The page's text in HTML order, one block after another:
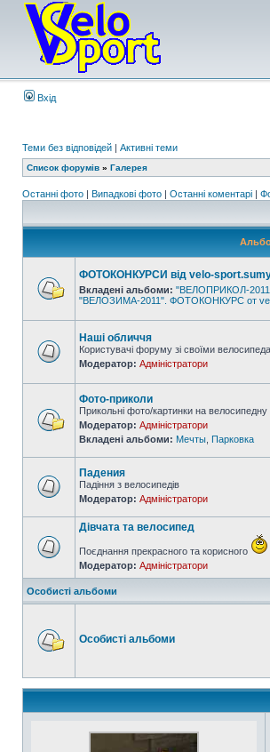
Вхід
Теми без відповідей | Активні теми
Список форумів » Галерея
Останні фото | Випадкові фото | Останні коментарі |
ФОТОКОНКУРСИ від velo-
Вкладені альбоми: "ВЕЛОПРИКОЛ-
"ВЕЛОЗИМА-2011". ФОТОКОНКУРС от
Наші обличчя
Користувачі форуму зі своїми
Модератор: Адміністратори
Фото-приколи
Прикольні фото/картинки на велосипедну
Модератор: Адміністратори
Вкладені альбоми: Мечты Парковка
Падения
Падіння з велосипедів
Модератор: Адміністратори
Дівчата та велосипед
Поєднання прекрасного та корисного
Модератор: Адміністратори
Особисті альбоми
Особисті альбоми